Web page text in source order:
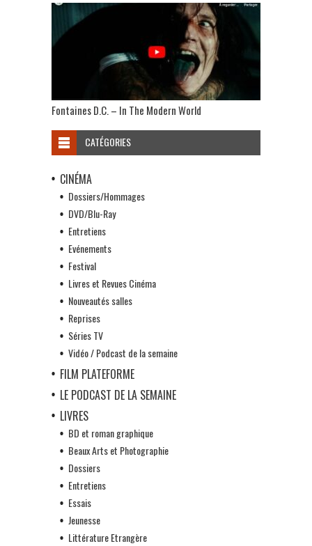
Fontaines D.C. – In The Modern World
CATÉGORIES
CINÉMA
Dossiers/Hommages
DVD/Blu-Ray
Entretiens
Evénements
Festival
Livres et Revues Cinéma
Nouveautés salles
Reprises
Séries TV
Vidéo / Podcast de la semaine
FILM PLATEFORME
LE PODCAST DE LA SEMAINE
LIVRES
BD et roman graphique
Beaux Arts et Photographie
Dossiers
Entretiens
Essais
Jeunesse
Littérature Etrangère